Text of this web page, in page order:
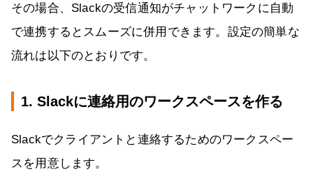
その場合、Slackの受信通知がチャットワークに自動
で連携するとスムーズに併用できます。設定の簡単な
流れは以下のとおりです。
1. Slackに連絡用のワークスペースを作る
Slackでクライアントと連絡するためのワークスペー
スを用意します。